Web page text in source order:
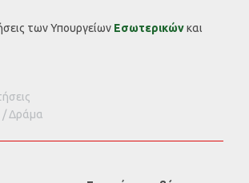
των Υπουργείων Εσωτερικώνκαι
Δράμα